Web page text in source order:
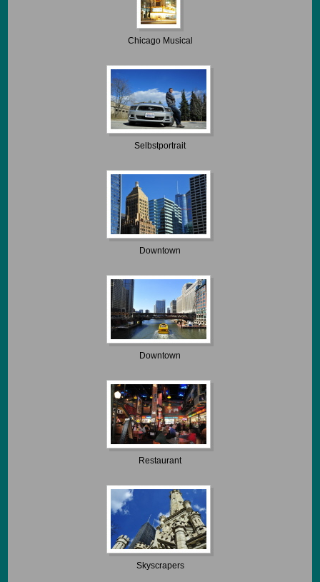
Chicago Musical
Selbstportrait
Downtown
Downtown
Restaurant
Skyscrapers